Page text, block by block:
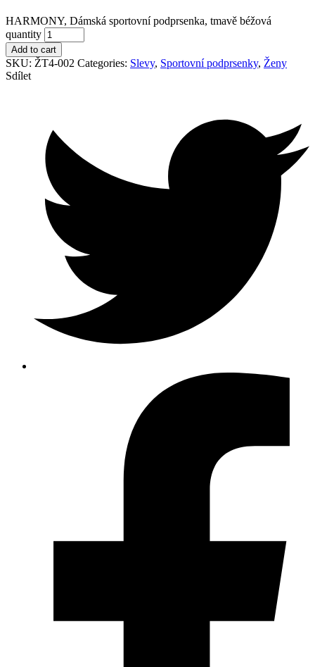
HARMONY, Dámská sportovní podprsenka, tmavě béžová
quantity
Add to cart
SKU: ŽT4-002 Categories: Slevy, Sportovní podprsenky, Ženy
Sdílet